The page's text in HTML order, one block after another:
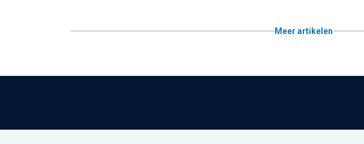
Meer artikelen